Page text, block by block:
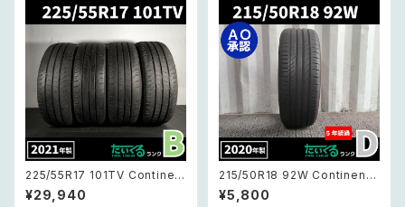
225/55R17 101TV Continent
al ContiVanContact200 コ
ンチネンタル コンチバンコンタ
¥29,940
215/50R18 92W Continenta
l ContiSportContact5 コンチ
ネンタル コンチスポーツコンタ
¥5,800